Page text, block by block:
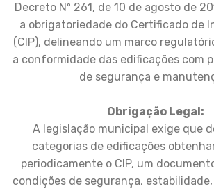
Decreto Nº 261, de 10 de agosto de
a obrigatoriedade do Certificado de
(CIP), delineando um marco
a conformidade das edificações com
de segurança e
Obrigação Legal:
A legislação municipal exige que
categorias de edificações
periodicamente o CIP, um
condições de segurança,